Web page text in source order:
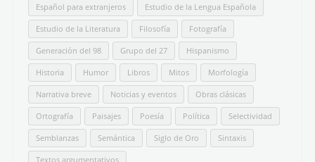
Español para extranjeros Estudio de la Lengua Española
Estudio de la Literatura Filosofía Fotografía
Generación del 98 Grupo del 27 Hispanismo
Historia Humor Libros Mitos Morfología
Narrativa breve Noticias y eventos Obras clásicas
Ortografía Paisajes Poesía Política Selectividad
Semblanzas Semántica Siglo de Oro Sintaxis
Textos argumentativos